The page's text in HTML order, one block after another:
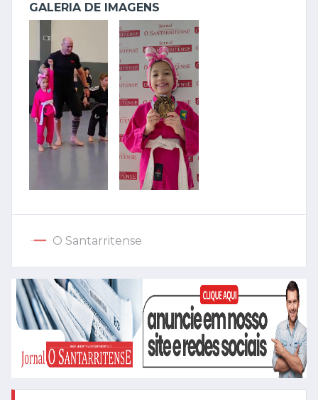
GALERIA DE IMAGENS
O Santarritense